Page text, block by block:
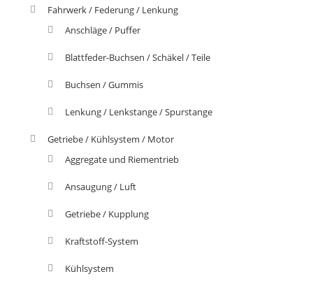
Fahrwerk / Federung / Lenkung
Anschläge / Puffer
Blattfeder-Buchsen / Schäkel / Teile
Buchsen / Gummis
Lenkung / Lenkstange / Spurstange
Getriebe / Kühlsystem / Motor
Aggregate und Riementrieb
Ansaugung / Luft
Getriebe / Kupplung
Kraftstoff-System
Kühlsystem